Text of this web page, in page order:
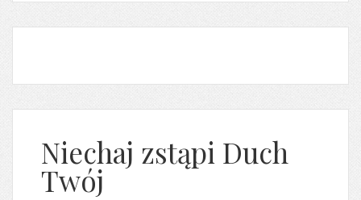
Niechaj zstąpi Duch
Twój